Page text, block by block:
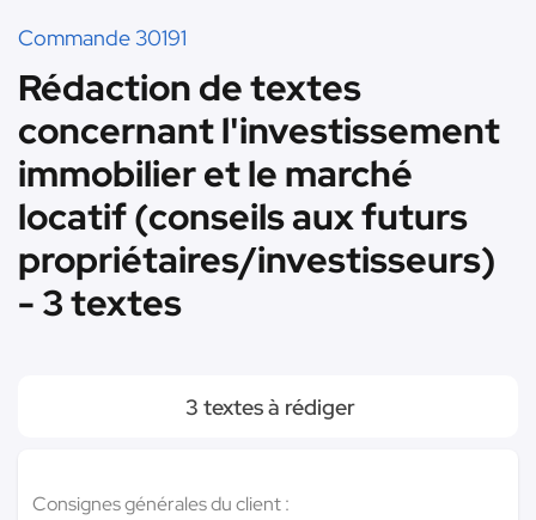
Commande 30191
Rédaction de textes
concernant l'investissement
immobilier et le marché
locatif (conseils aux futurs
propriétaires/investisseurs)
- 3 textes
3 textes à rédiger
Consignes générales du client :